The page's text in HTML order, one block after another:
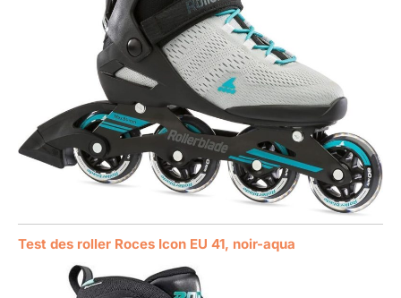
Test des roller Roces Icon EU 41, noir-aqua